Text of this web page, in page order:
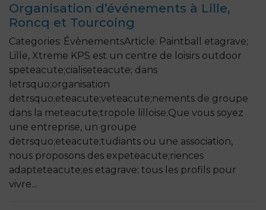
Organisation d’événements à Lille,
Roncq et Tourcoing
Categories: ÉvènementsArticle: Paintball etagrave;
Lille, Xtreme KPS est un centre de loisirs outdoor
speteacute;cialiseteacute; dans
letrsquo;organisation
detrsquo;eteacute;veteacute;nements de groupe
dans la meteacute;tropole lilloise.Que vous soyez
une entreprise, un groupe
detrsquo;eteacute;tudiants ou une association,
nous proposons des expeteacute;riences
adapteteacute;es etagrave; tous les profils pour
vivre...